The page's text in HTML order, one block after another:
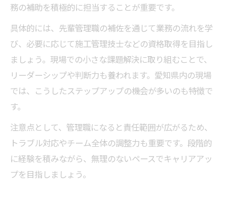
務の補助を積極的に担当することが重要です。
具体的には、先輩管理職の補佐を通じて業務の流れを学
び、必要に応じて施工管理技士などの資格取得を目指し
ましょう。現場での小さな課題解決に取り組むことで、
リーダーシップや判断力も養われます。愛知県内の現場
では、こうしたステップアップの機会が多いのも特徴で
す。
注意点として、管理職になると責任範囲が広がるため、
トラブル対応やチーム全体の調整力も重要です。段階的
に経験を積みながら、無理のないペースでキャリアアッ
プを目指しましょう。